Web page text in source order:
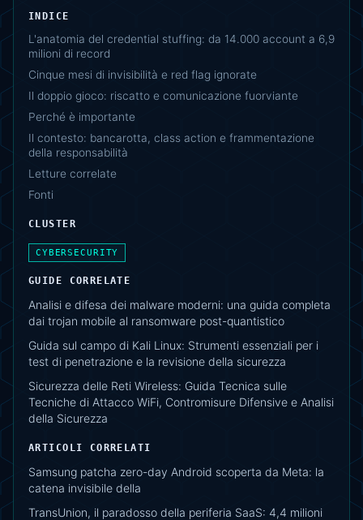
INDICE
L'anatomia del credential stuffing: da 14.000 account a 6,9
milioni di record
Cinque mesi di invisibilità e red flag ignorate
Il doppio gioco: riscatto e comunicazione fuorviante
Perché è importante
Il contesto: bancarotta, class action e frammentazione
della responsabilità
Letture correlate
Fonti
CLUSTER
CYBERSECURITY
GUIDE CORRELATE
Analisi e difesa dei malware moderni: una guida completa
dai trojan mobile al ransomware post-quantistico
Guida sul campo di Kali Linux: Strumenti essenziali per i
test di penetrazione e la revisione della sicurezza
Sicurezza delle Reti Wireless: Guida Tecnica sulle
Tecniche di Attacco WiFi, Contromisure Difensive e Analisi
della Sicurezza
ARTICOLI CORRELATI
Samsung patcha zero-day Android scoperta da Meta: la
catena invisibile della
TransUnion, il paradosso della periferia SaaS: 4,4 milioni